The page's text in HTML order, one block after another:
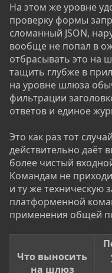
На этом же уровне
проверку формы
сломанный JSON,
вообще не попал в
отбрасывать это на
тащить глубже в
на уровне шлюза
фильтрации
ответов и единое
Это как раз тот
действительно даёт
более чистый
Командам не
и ту же техническую
платформенной
применения общей
Что выносить
на шлюз